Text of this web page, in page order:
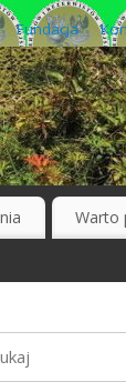
Fundacja
Warto